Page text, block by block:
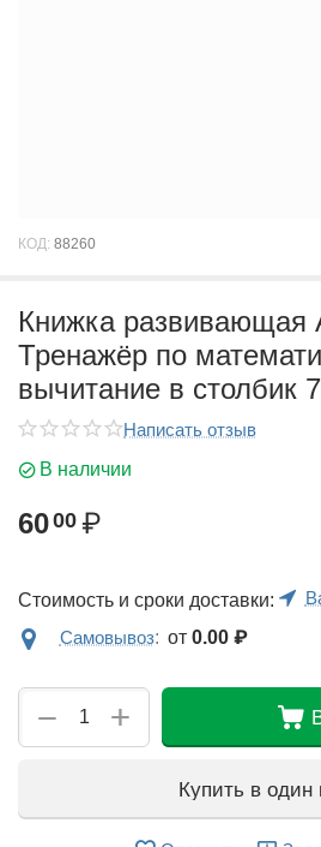
КОД: 88260
Книжка развивающая
Тренажёр по
вычитание в столбик
Написать отзыв
В наличии
6000 ₽
Стоимость и сроки доставки:
Самовывоз: от 0.00 ₽
+
−
Купить в один